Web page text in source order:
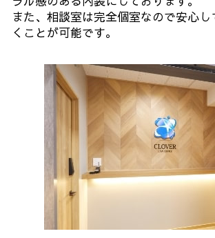
また、相談室は完全個室なので安心
くことが可能です。